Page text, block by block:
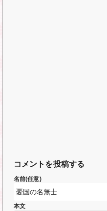
コメントを投稿する
名前(任意)
本文